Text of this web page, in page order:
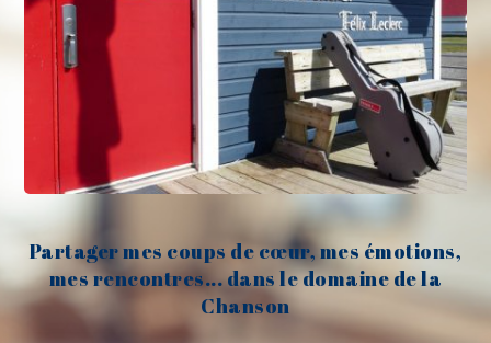
Partager mes coups de cœur, mes émotions,
mes rencontres... dans le domaine de la
Chanson